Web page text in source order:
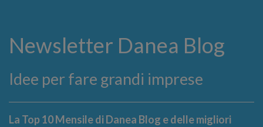
Newsletter Danea Blog
Idee per fare grandi imprese
La Top 10 Mensile di Danea Blog e delle migliori